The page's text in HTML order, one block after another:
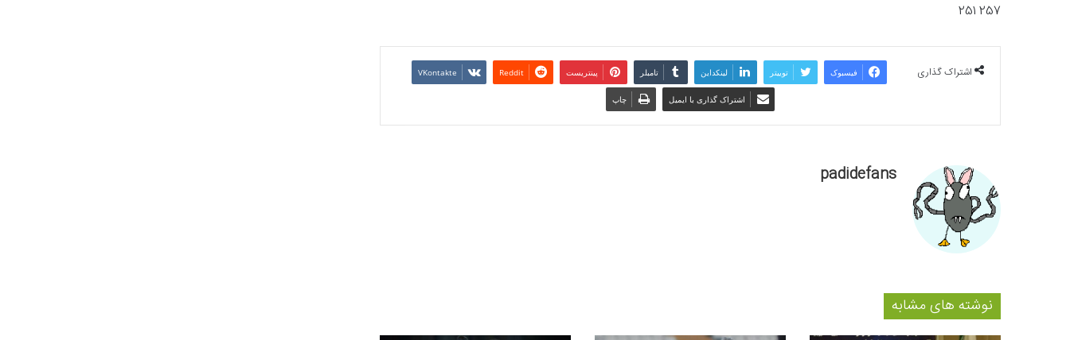
257 251
اشتراک گذاری فیسبوک توییتر لینکداین تامبلر پینتریست Reddit
VKontakte
اشتراک گذاری با ایمیل چاپ
padidefans
نوشته های مشابه